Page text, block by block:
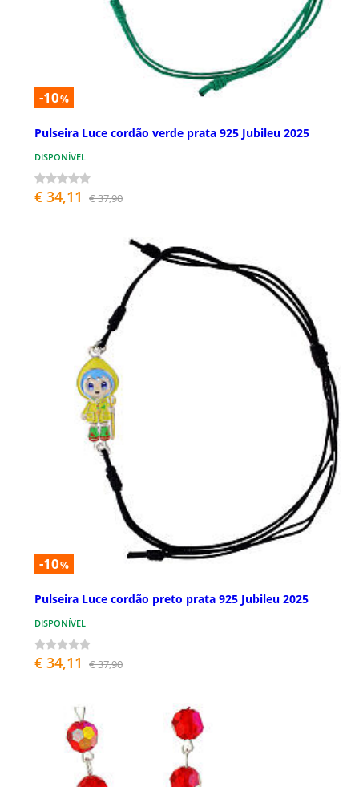
-10%
Pulseira Luce cordão verde prata 925 Jubileu 2025
DISPONÍVEL
€ 34,11 € 37,90
-10%
Pulseira Luce cordão preto prata 925 Jubileu 2025
DISPONÍVEL
€ 34,11 € 37,90